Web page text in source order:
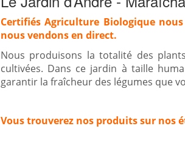
Certifiés Agriculture Biologique
nous vendons en direct.
Nous produisons la totalité des
cultivées. Dans ce jardin à taille
garantir la fraîcheur des légumes que
Vous trouverez nos produits sur nos